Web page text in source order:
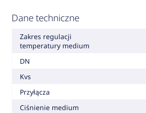
Dane techniczne
Zakres regulacji
temperatury medium
DN
Kvs
Przyłącza
Ciśnienie medium